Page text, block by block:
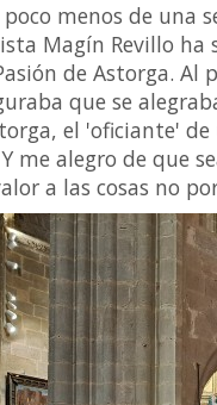
menos de una
Magín Revillo ha
de Astorga. Al
que se
el 'oficiante'
me alegro de que
a las cosas no